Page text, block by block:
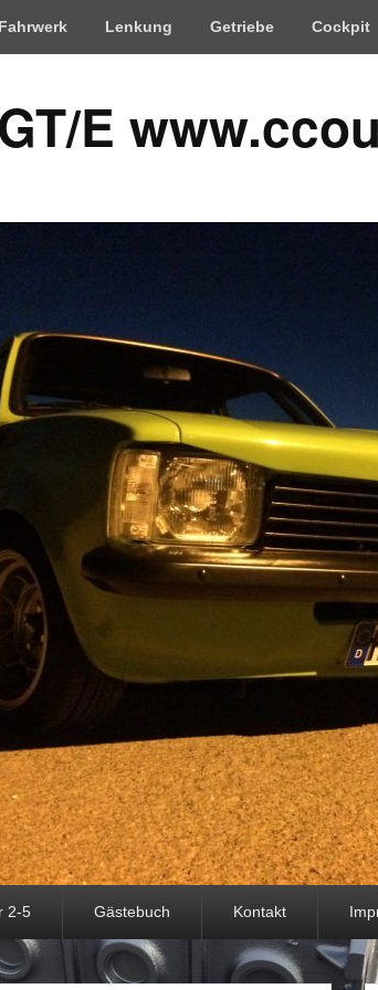
Fahrwerk Lenkung Getriebe Cockpit
E
2-5 Gästebuch Kontakt